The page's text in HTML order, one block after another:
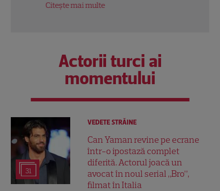
Citește mai multe
Actorii turci ai
momentului
31
VEDETE STRĂINE
Can Yaman revine pe ecrane
într-o ipostază complet
diferită. Actorul joacă un
avocat în noul serial „Bro”,
filmat în Italia